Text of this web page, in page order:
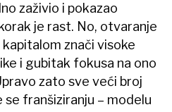
zaživio i pokazao
je rast. No, otvaranje
znači visoke
i gubitak fokusa na ono
zato sve veći broj
franšiziranju – modelu